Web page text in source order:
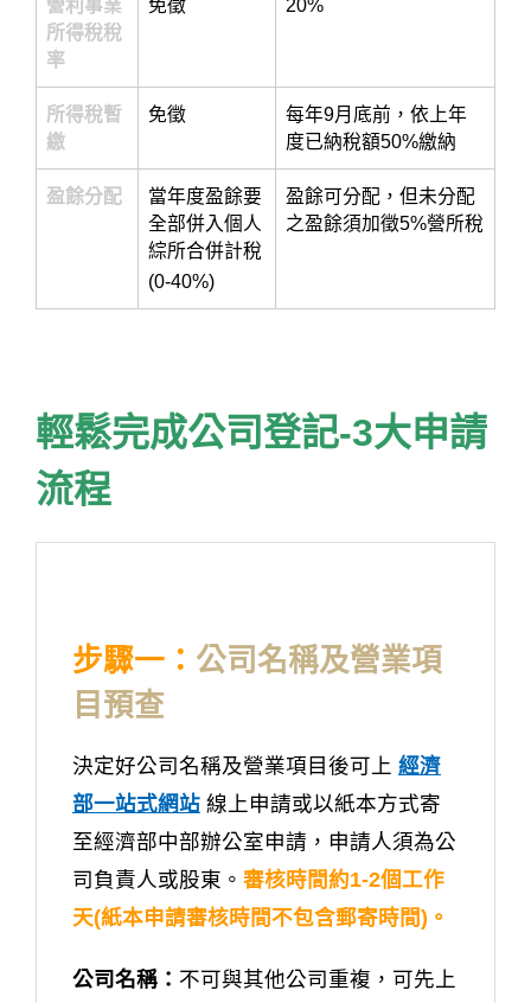
營利事業
所得稅稅
率
免徵 20%
所得稅暫
繳
免徵
每年9月底前，依上年
度已納稅額50%繳納
盈餘分配
當年度盈餘要
全部併入個人
綜所合併計稅
(0-40%)
盈餘可分配，但未分配
之盈餘須加徵5%營所稅
輕鬆完成公司登記-3大申請
流程
步驟一： 公司名稱及營業項
目預查
決定好公司名稱及營業項目後可上 經濟
部一站式網站 線上申請或以紙本方式寄
至經濟部中部辦公室申請，申請人須為公
司負責人或股東。 審核時間約1-2個工作
天(紙本申請審核時間不包含郵寄時間)。
公司名稱： 不可與其他公司重複，可先上